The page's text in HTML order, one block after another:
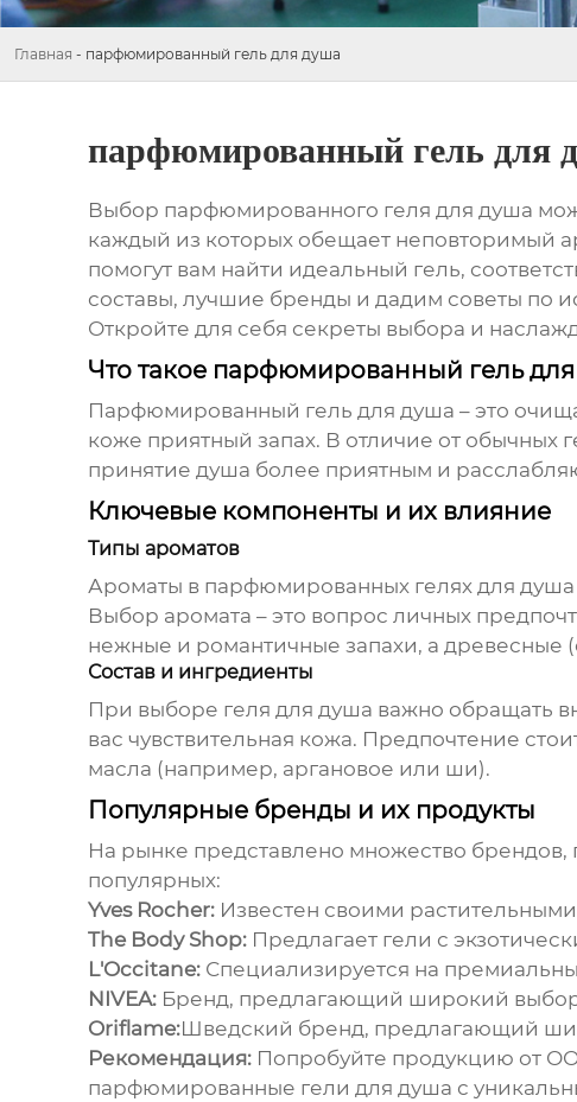
Главная - парфюмированный гель для душа
парфюмированный гель для
Выбор парфюмированного геля для душа
каждый из которых обещает неповторимый
помогут вам найти идеальный гель,
составы, лучшие бренды и дадим советы по
Откройте для себя секреты выбора и
Что такое парфюмированный гель
Парфюмированный гель для душа – это
коже приятный запах. В отличие от
принятие душа более приятным и
Ключевые компоненты и их влияние
Типы ароматов
Ароматы в парфюмированных гелях для душа
Выбор аромата – это вопрос личных
нежные и романтичные запахи, а древесные
Состав и ингредиенты
При выборе геля для душа важно обращать
вас чувствительная кожа. Предпочтение
масла (например, аргановое или ши).
Популярные бренды и их продукты
На рынке представлено множество
популярных:
Yves Rocher:Известен своими
The Body Shop:Предлагает гели с
L'Occitane:Специализируется на
NIVEA:Бренд, предлагающий широкий выбор
Oriflame:Шведский бренд, предлагающий
Рекомендация:Попробуйте продукцию от
парфюмированные гели для душа с